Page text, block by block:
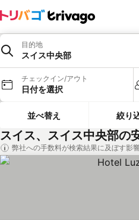
目的地
スイス中央部
チェックイン/アウト
日付を選択
並べ替え 絞り
スイス、スイス中央部の
弊社への手数料が検索結果に及ぼす影